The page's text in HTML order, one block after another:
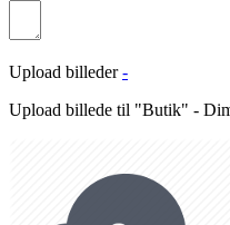
Upload billeder -
Upload billede til "Butik" -